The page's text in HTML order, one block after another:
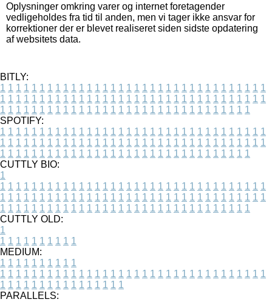
Oplysninger omkring varer og internet foretagender
vedligeholdes fra tid til anden, men vi tager ikke ansvar for
korrektioner der er blevet realiseret siden sidste opdatering
af websitets data.
BITLY:
1 1 1 1 1 1 1 1 1 1 1 1 1 1 1 1 1 1 1 1 1 1 1 1 1 1 1 1 1 1 1 1 1 1
1 1 1 1 1 1 1 1 1 1 1 1 1 1 1 1 1 1 1 1 1 1 1 1 1 1 1 1 1 1 1 1 1 1
1 1 1 1 1 1 1 1 1 1 1 1 1 1 1 1 1 1 1 1 1 1 1 1 1 1 1 1 1 1 1 1
SPOTIFY:
1 1 1 1 1 1 1 1 1 1 1 1 1 1 1 1 1 1 1 1 1 1 1 1 1 1 1 1 1 1 1 1 1 1
1 1 1 1 1 1 1 1 1 1 1 1 1 1 1 1 1 1 1 1 1 1 1 1 1 1 1 1 1 1 1 1 1 1
1 1 1 1 1 1 1 1 1 1 1 1 1 1 1 1 1 1 1 1 1 1 1 1 1 1 1 1 1 1 1 1
CUTTLY BIO:
1
1 1 1 1 1 1 1 1 1 1 1 1 1 1 1 1 1 1 1 1 1 1 1 1 1 1 1 1 1 1 1 1 1 1
1 1 1 1 1 1 1 1 1 1 1 1 1 1 1 1 1 1 1 1 1 1 1 1 1 1 1 1 1 1 1 1 1 1
1 1 1 1 1 1 1 1 1 1 1 1 1 1 1 1 1 1 1 1 1 1 1 1 1 1 1 1 1 1 1 1
CUTTLY OLD:
1
1 1 1 1 1 1 1 1 1 1
MEDIUM:
1 1 1 1 1 1 1 1 1 1
1 1 1 1 1 1 1 1 1 1 1 1 1 1 1 1 1 1 1 1 1 1 1 1 1 1 1 1 1 1 1 1 1 1
1 1 1 1 1 1 1 1 1 1 1 1 1 1 1 1
PARALLELS: